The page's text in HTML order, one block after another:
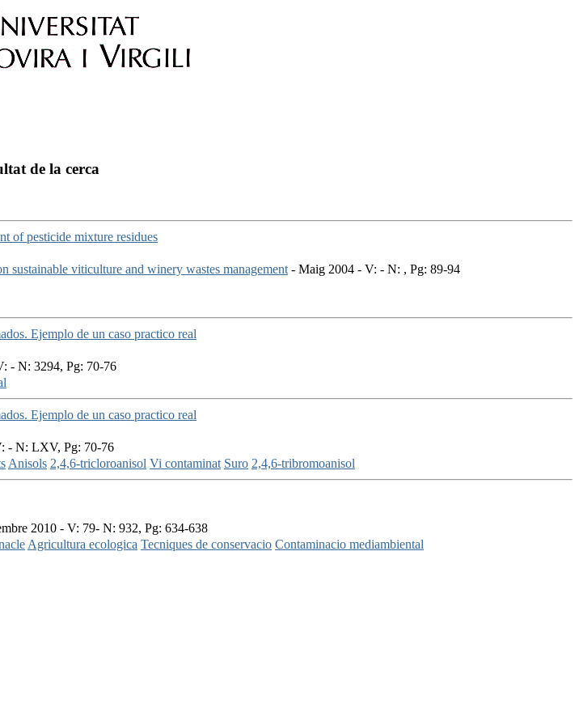
de la cerca
of pesticide mixture residues
sustainable viticulture and winery wastes management- Maig 2004 - V: - N: , Pg: 89-94
Ejemplo de un caso practico real
- N: 3294, Pg: 70-76
Ejemplo de un caso practico real
- N: LXV, Pg: 70-76
Anisols 2,4,6-tricloroanisol Vi contaminat Suro 2,4,6-tribromoanisol
2010 - V: 79- N: 932, Pg: 634-638
Agricultura ecologica Tecniques de conservacio Contaminacio mediambiental